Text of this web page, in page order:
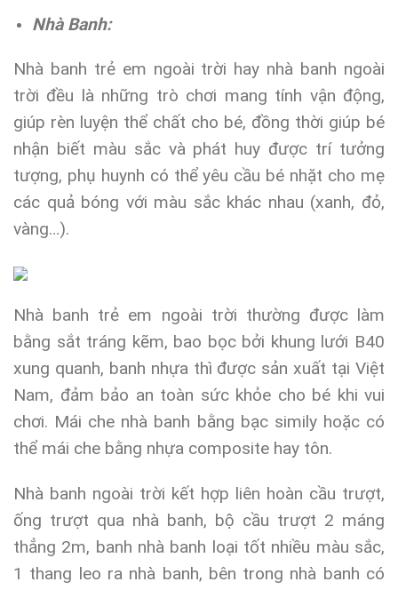
Nhà Banh:
Nhà banh trẻ em ngoài trời hay nhà banh ngoài
trời đều là những trò chơi mang tính vận động,
giúp rèn luyện thể chất cho bé, đồng thời giúp bé
nhận biết màu sắc và phát huy được trí tưởng
tượng, phụ huynh có thể yêu cầu bé nhặt cho mẹ
các quả bóng với màu sắc khác nhau (xanh, đỏ,
vàng…).
Nhà banh trẻ em ngoài trời thường được làm
bằng sắt tráng kẽm, bao bọc bởi khung lưới B40
xung quanh, banh nhựa thì được sản xuất tại Việt
Nam, đảm bảo an toàn sức khỏe cho bé khi vui
chơi. Mái che nhà banh bằng bạc simily hoặc có
thể mái che bằng nhựa composite hay tôn.
Nhà banh ngoài trời kết hợp liên hoàn cầu trượt,
ống trượt qua nhà banh, bộ cầu trượt 2 máng
thẳng 2m, banh nhà banh loại tốt nhiều màu sắc,
1 thang leo ra nhà banh, bên trong nhà banh có